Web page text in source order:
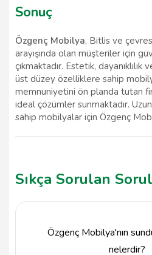
Sonuç
Özgenç Mobilya, Bitlis ve
arayışında olan müşteriler için
çıkmaktadır. Estetik, dayanıklılık
üst düzey özelliklere sahip
memnuniyetini ön planda tutan
ideal çözümler sunmaktadır.
sahip mobilyalar için Özgenç
Sıkça Sorulan
Özgenç Mobilya'nın
nelerdir?